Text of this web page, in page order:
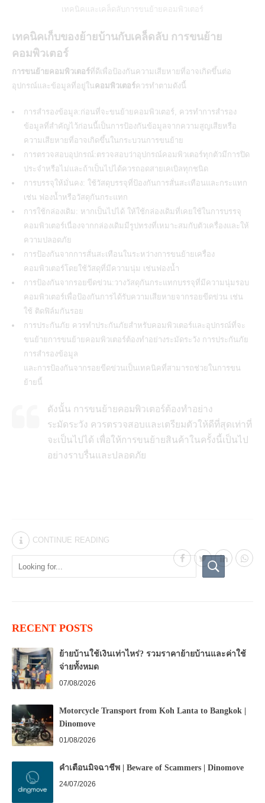
เทคนิคและเคล็ดลับการขนย้ายคอมพิวเตอร์
เทคนิคเก็บของย้ายบ้านกับเคล็ดลับ การขนย้าย
คอมพิวเตอร์
การขนย้ายคอมพิวเตอร์ที่ดีเพื่อป้องกันความเสียหายที่อาจเกิดขึ้นต่อ
อุปกรณ์และข้อมูลที่อยู่ในคอมพิวเตอร์ควรทำตามดังนี้
การสำรองข้อมูล:ก่อนที่จะขนย้ายคอมพิวเตอร์, ควรทำการสำรอง
ข้อมูลที่สำคัญไว้ก่อนนี้เป็นการป้องกันข้อมูลจากความสูญเสียหรือ
ความเสียหายที่อาจเกิดขึ้นในกระบวนการขนย้าย
การตรวจสอบอุปกรณ์:ตรวจสอบว่าอุปกรณ์คอมพิวเตอร์ทุกตัวมีการปิด
ประจำหรือไม่และถ้าเป็นไปได้ควรถอดสายเคเบิลทุกชนิด
การบรรจุให้มั่นคง: ใช้วัสดุบรรจุที่ป้องกันการสั่นสะเทือนและกระแทก
เช่น ฟองน้ำหรือวัสดุกันกระแทก
การใช้กล่องเดิม: หากเป็นไปได้ ให้ใช้กล่องเดิมที่เคยใช้ในการบรรจุ
คอมพิวเตอร์เนื่องจากกล่องเดิมมีรูปทรงที่เหมาะสมกับตัวเครื่องและให้
ความปลอดภัย
การป้องกันจากการสั่นสะเทือนในระหว่างการขนย้ายเครื่อง
คอมพิวเตอร์โดยใช้วัสดุที่มีความนุ่ม เช่นฟองน้ำ
การป้องกันจากรอยขีดข่วน:วางวัสดุกันกระแทกบรรจุที่มีความนุ่มรอบ
คอมพิวเตอร์เพื่อป้องกันการได้รับความเสียหายจากรอยขีดข่วน เช่น
ใช้ ติดฟิล์มกันรอย
การประกันภัย ควรทำประกันภัยสำหรับคอมพิวเตอร์และอุปกรณ์ที่จะ
ขนย้ายการขนย้ายคอมพิวเตอร์ต้องทำอย่างระมัดระวัง การประกันภัย
การสำรองข้อมูล
และการป้องกันจากรอยขีดข่วนเป็นเทคนิคที่สามารถช่วยในการขน
ย้ายนี้
ดังนั้น การขนย้ายคอมพิวเตอร์ต้องทำอย่าง
ระมัดระวัง ควรตรวจสอบและเตรียมตัวให้ดีที่สุดเท่าที่
จะเป็นไปได้ เพื่อให้การขนย้ายสินค้าในครั้งนี้เป็นไป
อย่างราบรื่นและปลอดภัย
CONTINUE READING
RECENT POSTS
ย้ายบ้านใช้เงินเท่าไหร่? รวมราคาย้ายบ้านและค่าใช้
จ่ายทั้งหมด
07/08/2026
Motorcycle Transport from Koh Lanta to Bangkok |
Dinomove
01/08/2026
คำเตือนมิจฉาชีพ | Beware of Scammers | Dinomove
24/07/2026